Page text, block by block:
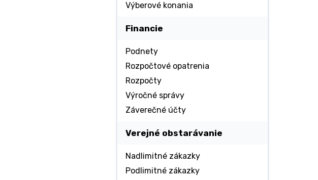
Výberové konania
Financie
Podnety
Rozpočtové opatrenia
Rozpočty
Výročné správy
Záverečné účty
Verejné obstarávanie
Nadlimitné zákazky
Podlimitné zákazky